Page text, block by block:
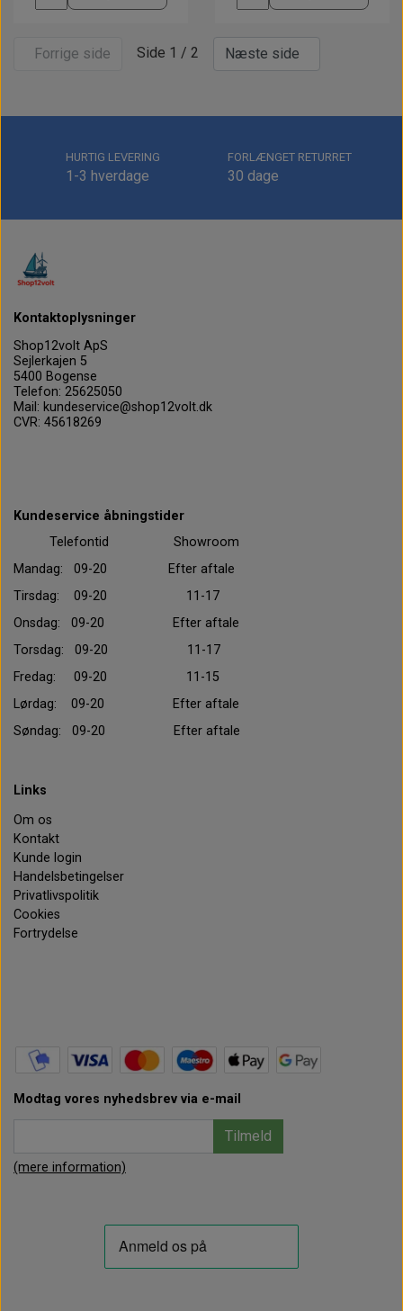
Forrige side Side 1 / 2 Næste side
HURTIG LEVERING
1-3 hverdage
FORLÆNGET RETURRET
30 dage
Kontaktoplysninger
Shop12volt ApS
Sejlerkajen 5
5400 Bogense
Telefon: 25625050
Mail: kundeservice@shop12volt.dk
CVR: 45618269
Kundeservice åbningstider
Telefontid Showroom
Mandag: 09-20 Efter aftale
Tirsdag: 09-20 11-17
Onsdag: 09-20 Efter aftale
Torsdag: 09-20 11-17
Fredag: 09-20 11-15
Lørdag: 09-20 Efter aftale
Søndag: 09-20 Efter aftale
Links
Om os
Kontakt
Kunde login
Handelsbetingelser
Privatlivspolitik
Cookies
Fortrydelse
Modtag vores nyhedsbrev via e-mail
Tilmeld
(mere information)